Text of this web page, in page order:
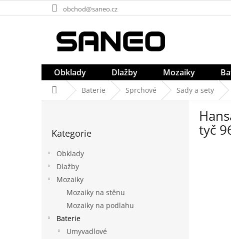
na
obchod@saneo.cz
Obklady Dlažby Mozaiky
Domů Baterie Sprchové Sady a sety
kategorie
Kategorie
Obklady
Dlažby
Mozaiky
Mozaiky na stěnu
Mozaiky na podlahu
Baterie
Umyvadlové
tyč